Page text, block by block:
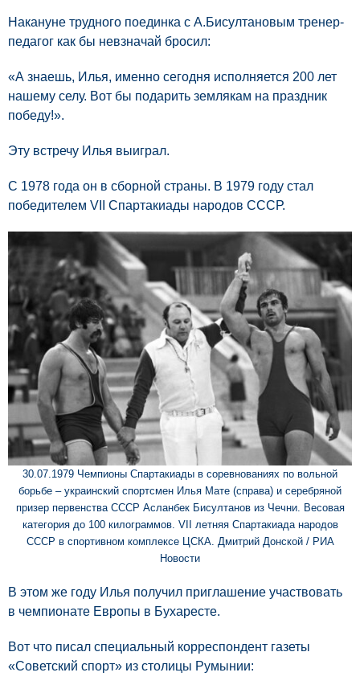
Накануне трудного поединка с А.Бисултановым тренер-
педагог как бы невзначай бросил:
«А знаешь, Илья, именно сегодня исполняется 200 лет
нашему селу. Вот бы подарить землякам на праздник
победу!».
Эту встречу Илья выиграл.
С 1978 года он в сборной страны. В 1979 году стал
победителем VII Спартакиады народов СССР.
30.07.1979 Чемпионы Спартакиады в соревнованиях по вольной
борьбе – украинский спортсмен Илья Мате (справа) и серебряной
призер первенства СССР Асланбек Бисултанов из Чечни. Весовая
категория до 100 килограммов. VII летняя Спартакиада народов
СССР в спортивном комплексе ЦСКА. Дмитрий Донской / РИА
Новости
В этом же году Илья получил приглашение участвовать
в чемпионате Европы в Бухаресте.
Вот что писал специальный корреспондент газеты
«Советский спорт» из столицы Румынии: